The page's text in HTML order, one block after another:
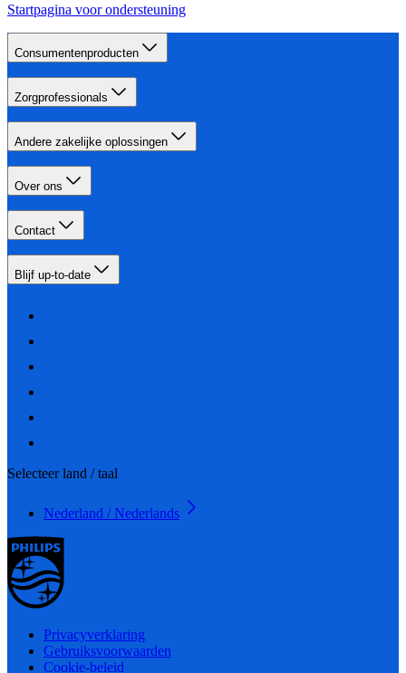
Startpagina voor ondersteuning
Consumentenproducten
Zorgprofessionals
Andere zakelijke oplossingen
Over ons
Contact
Blijf up-to-date
Selecteer land / taal
Nederland / Nederlands
Privacyverklaring
Gebruiksvoorwaarden
Cookie-beleid